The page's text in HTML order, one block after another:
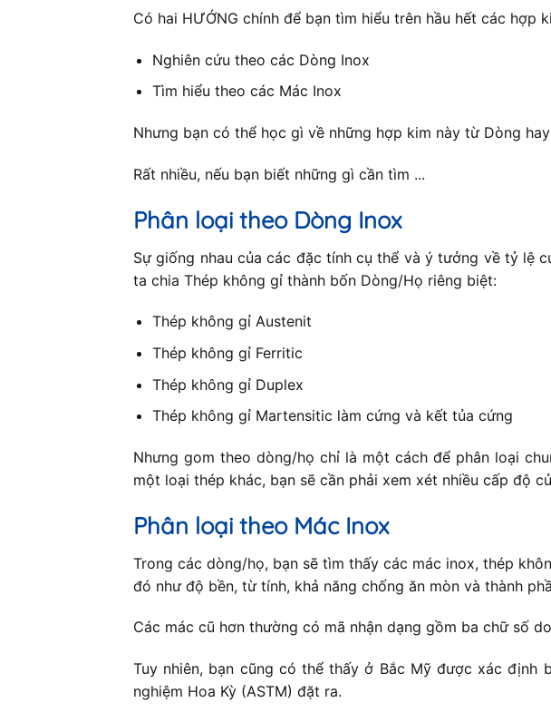
Có hai HƯỚNG chính để bạn tìm hiểu trên hầu hết các hợp
Nghiên cứu theo các Dòng Inox
Tìm hiểu theo các Mác Inox
Nhưng bạn có thể học gì về những hợp kim này từ Dòng
Rất nhiều, nếu bạn biết những gì cần tìm ...
Phân loại theo Dòng Inox
Sự giống nhau của các đặc tính cụ thể và ý tưởng về tỷ lệ
ta chia Thép không gỉ thành bốn Dòng/Họ riêng biệt:
Thép không gỉ Austenit
Thép không gỉ Ferritic
Thép không gỉ Duplex
Thép không gỉ Martensitic làm cứng và kết tủa cứng
Nhưng gom theo dòng/họ chỉ là một cách để phân loại
một loại thép khác, bạn sẽ cần phải xem xét nhiều cấp độ
Phân loại theo Mác Inox
Trong các dòng/họ, bạn sẽ tìm thấy các mác inox, thép
đó như độ bền, từ tính, khả năng chống ăn mòn và thành
Các mác cũ hơn thường có mã nhận dạng gồm ba chữ số
Tuy nhiên, bạn cũng có thể thấy ở Bắc Mỹ được xác
nghiệm Hoa Kỳ (ASTM) đặt ra.